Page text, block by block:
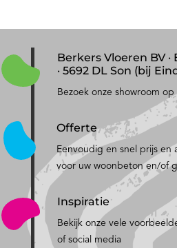
Berkers Vloeren BV
· 5692 DL Son (bij
Bezoek onze showroom op
Offerte
Eenvoudig en snel prijs en
voor uw woonbeton en/of
Inspiratie
Bekijk onze vele
of social media